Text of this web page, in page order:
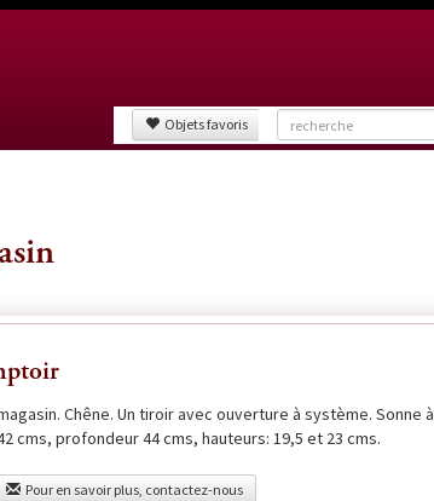
Objets favoris
Chêne. Un tiroir avec ouverture à système. Sonne à
cms, profondeur 44 cms, hauteurs: 19,5 et 23 cms.
Pour en savoir plus, contactez-nous